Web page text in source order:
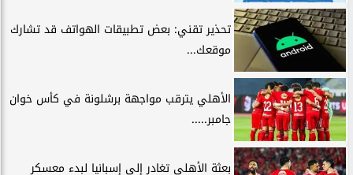
تحذير تقني: بعض تطبيقات الهواتف قد تشارك
موقعك...
الأهلي يترقب مواجهة برشلونة في كأس خوان
جامبر.....
بعثة الأهلي تغادر إلى إسبانيا لبدء معسكر